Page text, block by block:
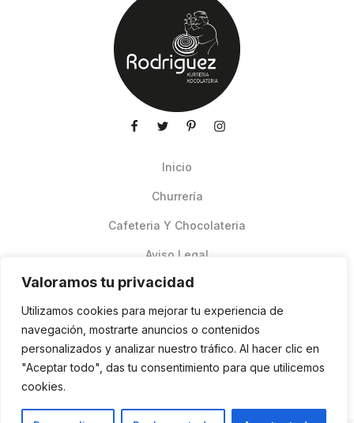
Valoramos tu privacidad
Utilizamos cookies para mejorar tu experiencia de
navegación, mostrarte anuncios o contenidos
personalizados y analizar nuestro tráfico. Al hacer clic en
"Aceptar todo", das tu consentimiento para que utilicemos
cookies.
Inicio
Churrería
Cafeteria Y Chocolateria
Aviso Legal
Pedidos Online Glovo
Contacto